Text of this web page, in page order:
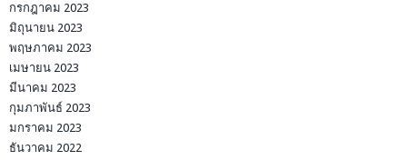
กรกฎาคม 2023
มิถุนายน 2023
พฤษภาคม 2023
เมษายน 2023
มีนาคม 2023
กุมภาพันธ์ 2023
มกราคม 2023
ธันวาคม 2022